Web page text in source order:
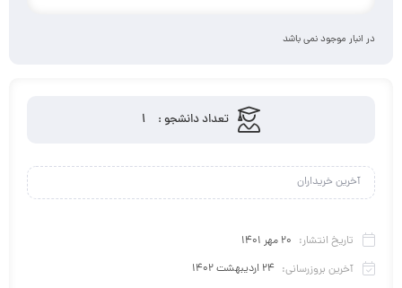
در انبار موجود نمی باشد
تعداد دانشجو : 1
آخرین خریداران
تاریخ انتشار: 20 مهر 1401
آخرین بروزرسانی: 24 اردیبهشت 1402